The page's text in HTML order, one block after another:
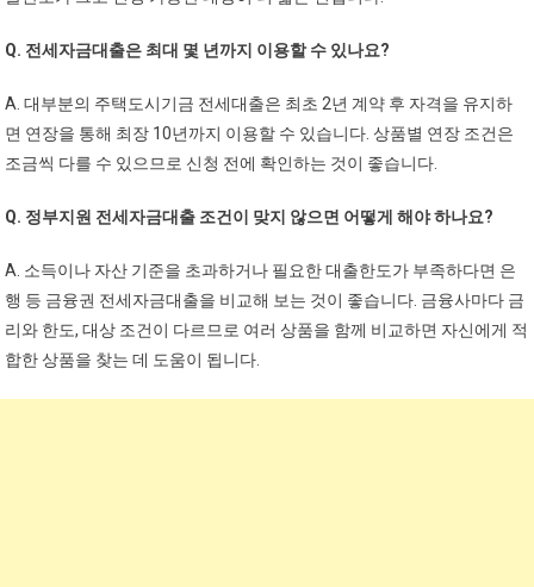
Q. 전세자금대출은 최대 몇 년까지 이용할 수 있나요?
A. 대부분의 주택도시기금 전세대출은 최초 2년 계약 후 자격을 유지하
면 연장을 통해 최장 10년까지 이용할 수 있습니다. 상품별 연장 조건은
조금씩 다를 수 있으므로 신청 전에 확인하는 것이 좋습니다.
Q. 정부지원 전세자금대출 조건이 맞지 않으면 어떻게 해야 하나요?
A. 소득이나 자산 기준을 초과하거나 필요한 대출한도가 부족하다면 은
행 등 금융권 전세자금대출을 비교해 보는 것이 좋습니다. 금융사마다 금
리와 한도, 대상 조건이 다르므로 여러 상품을 함께 비교하면 자신에게 적
합한 상품을 찾는 데 도움이 됩니다.